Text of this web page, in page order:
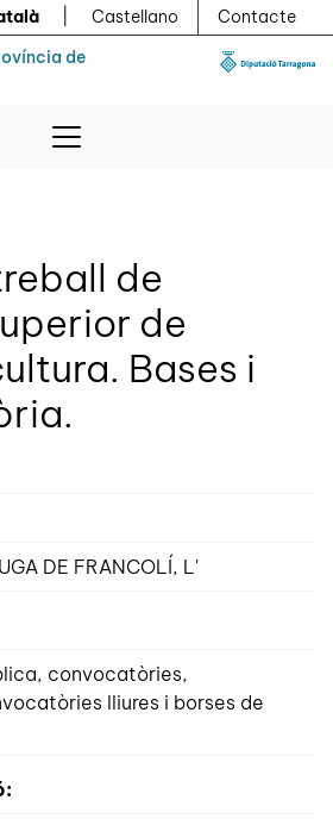
Castellano
Contacte
de
de
de
Bases i
DE FRANCOLÍ, L'
convocatòries,
lliures i borses de